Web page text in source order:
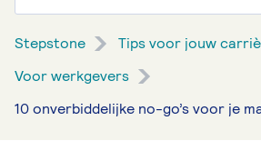
Stepstone
Tips voor jouw
Voor werkgevers
10 onverbiddelijke no-go’s voor je